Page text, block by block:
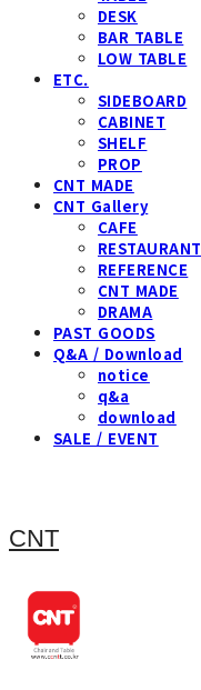
DESK
BAR TABLE
LOW TABLE
ETC.
SIDEBOARD
CABINET
SHELF
PROP
CNT MADE
CNT Gallery
CAFE
RESTAURANT
REFERENCE
CNT MADE
DRAMA
PAST GOODS
Q&A / Download
notice
q&a
download
SALE / EVENT
CNT